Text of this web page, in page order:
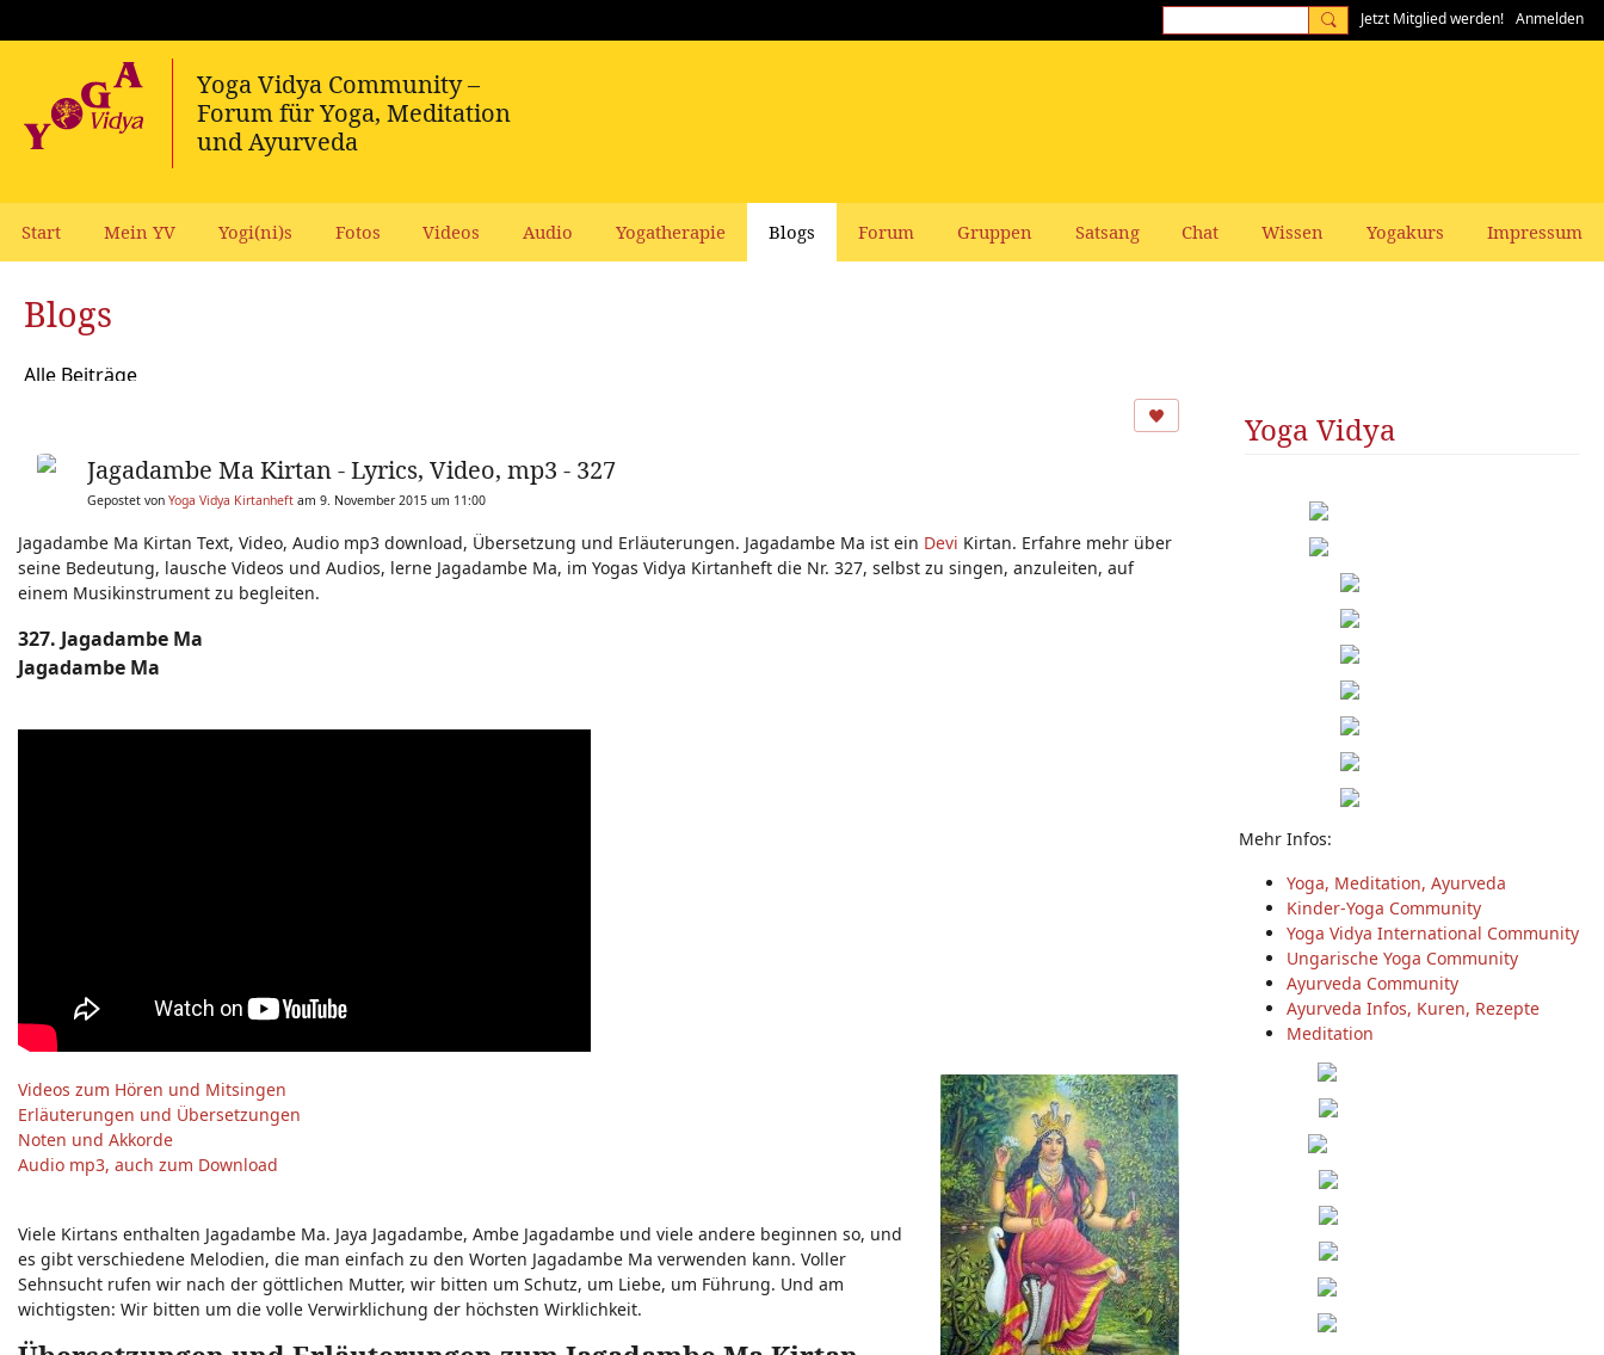
Jetzt Mitglied werden! Anmelden
Start Mein YV Yogi(ni)s Fotos Videos Audio Yogatherapie Blogs Forum Gruppen Satsang Chat Wissen Yogakurs Impressum
Blogs
Alle Beiträge
Jagadambe Ma Kirtan - Lyrics, Video, mp3 - 327
Gepostet von Yoga Vidya Kirtanheft am 9. November 2015 um 11:00
Jagadambe Ma Kirtan Text, Video, Audio mp3 download, Übersetzung und Erläuterungen. Jagadambe Ma ist ein Devi Kirtan. Erfahre mehr über
seine Bedeutung, lausche Videos und Audios, lerne Jagadambe Ma, im Yogas Vidya Kirtanheft die Nr. 327, selbst zu singen, anzuleiten, auf
einem Musikinstrument zu begleiten.
327. Jagadambe Ma
Jagadambe Ma
Videos zum Hören und Mitsingen
Erläuterungen und Übersetzungen
Noten und Akkorde
Audio mp3, auch zum Download
Viele Kirtans enthalten Jagadambe Ma. Jaya Jagadambe, Ambe Jagadambe und viele andere beginnen so, und
es gibt verschiedene Melodien, die man einfach zu den Worten Jagadambe Ma verwenden kann. Voller
Sehnsucht rufen wir nach der göttlichen Mutter, wir bitten um Schutz, um Liebe, um Führung. Und am
wichtigsten: Wir bitten um die volle Verwirklichung der höchsten Wirklichkeit.
Yoga Vidya
Mehr Infos:
Yoga, Meditation, Ayurveda
Kinder-Yoga Community
Yoga Vidya International Community
Ungarische Yoga Community
Ayurveda Community
Ayurveda Infos, Kuren, Rezepte
Meditation